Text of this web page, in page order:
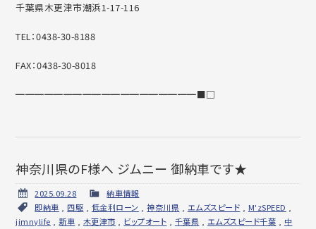
千葉県木更津市潮浜1-17-116
TEL：0438-30-8188
FAX：0438-30-8018
━━━━━━━━━━━━━━━━━━━■□
神奈川県のF様へ ジムニー 御納車です★
2025.09.28
納車情報
即納車 , 四駆 , 低金利ローン ,神奈川県 , エムズスピード , M'zSPEED ,
jimnylife ,新車 , 木更津市 , ビップオート , 千葉県 , エムズスピード千葉 , 中